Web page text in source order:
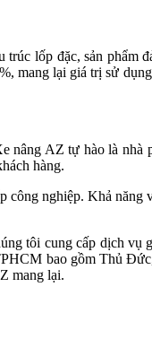
lốp đặc, sản phẩm
mang lại giá trị sử
nâng AZ tự hào là nhà
hàng.
công nghiệp. Khả năng
tôi cung cấp dịch vụ
bao gồm Thủ
mang lại.